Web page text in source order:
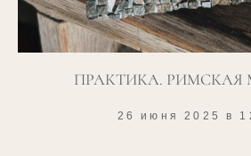
ПРАКТИКА. РИМСКАЯ
26 июня 2025 в